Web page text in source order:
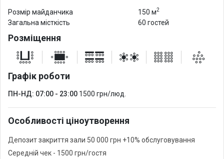
Розмір майданчика 150 м2
Загальна місткість 60 гостей
Розміщення
Графік роботи
ПН-НД: 07:00 - 23:00 1500 грн/люд.
Особливості ціноутворення
Депозит закриття зали 50 000 грн +10% обслуговування
Середній чек - 1500 грн/гостя